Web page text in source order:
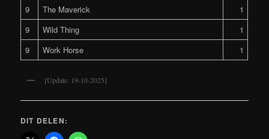
9
The Maverick
1
9
Wild Thing
1
9
Work Horse 1
[Update: 19-10-2025]
DIT DELEN: